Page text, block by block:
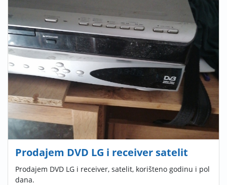
Prodajem DVD LG i receiver satelit
Prodajem DVD LG i receiver, satelit, korišteno godinu i pol
dana.